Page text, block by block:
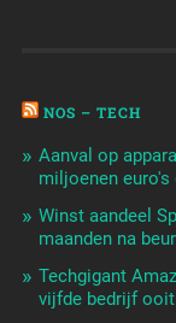
NOS – TECH
Aanval op
miljoenen euro's
Winst aandeel
maanden na
Techgigant
vijfde bedrijf ooit